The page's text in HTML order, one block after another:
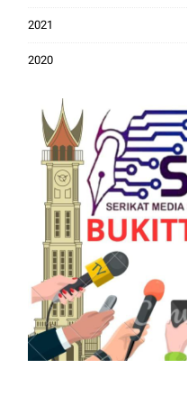
2021
2020